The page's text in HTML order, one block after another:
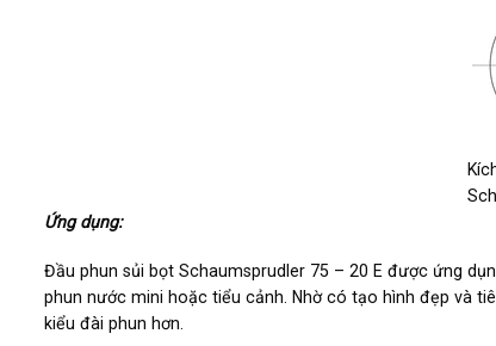
Ứng dụng:
Đầu phun sủi bọt Schaumsprudler 75 – 20 E được ứng
phun nước mini hoặc tiểu cảnh. Nhờ có tạo hình đẹp và
kiểu đài phun hơn.